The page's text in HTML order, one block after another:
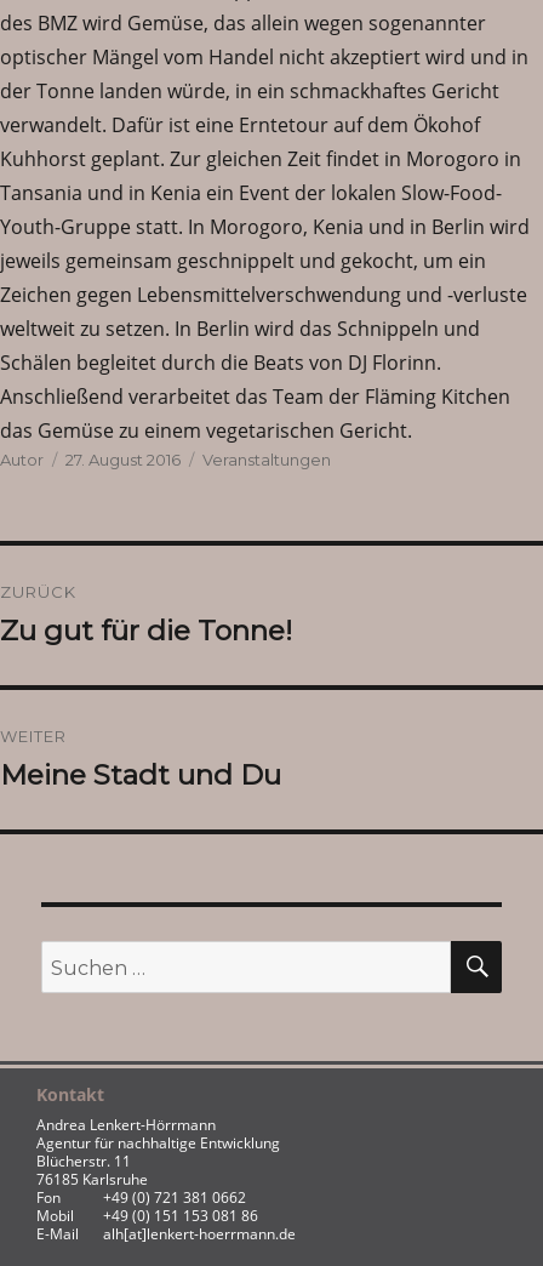
des BMZ wird Gemüse, das allein wegen sogenannter
optischer Mängel vom Handel nicht akzeptiert wird und in
der Tonne landen würde, in ein schmackhaftes Gericht
verwandelt. Dafür ist eine Erntetour auf dem Ökohof
Kuhhorst geplant. Zur gleichen Zeit findet in Morogoro in
Tansania und in Kenia ein Event der lokalen Slow-Food-
Youth-Gruppe statt. In Morogoro, Kenia und in Berlin wird
jeweils gemeinsam geschnippelt und gekocht, um ein
Zeichen gegen Lebensmittelverschwendung und -verluste
weltweit zu setzen. In Berlin wird das Schnippeln und
Schälen begleitet durch die Beats von DJ Florinn.
Anschließend verarbeitet das Team der Fläming Kitchen
das Gemüse zu einem vegetarischen Gericht.
Autor
Autor
Veröffentlicht
27. August 2016 Kategorien
Veranstaltungen
ZURÜCK
Vorheriger
Zu gut für die Tonne!
WEITER
Nächster
Meine Stadt und Du
Suchen
nach:
Kontakt
Andrea Lenkert-Hörrmann
Agentur für nachhaltige Entwicklung
Blücherstr. 11
76185 Karlsruhe
Fon
+49 (0) 721 381 0662
Mobil
+49 (0) 151 153 081 86
E-Mail
alh[at]lenkert-hoerrmann.de